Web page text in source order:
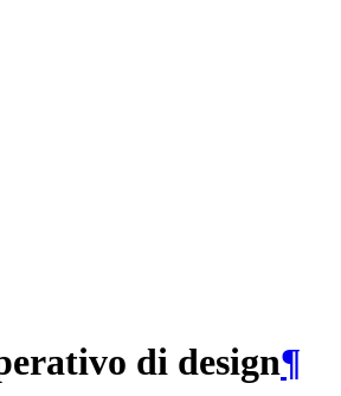
di design¶